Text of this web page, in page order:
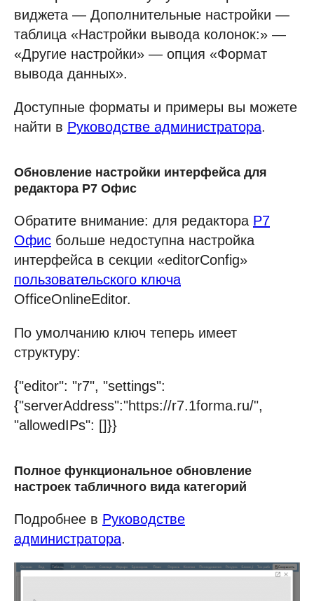
виджета — Дополнительные настройки —
таблица «Настройки вывода колонок:» —
«Другие настройки» — опция «Формат
вывода данных».
Доступные форматы и примеры вы можете
найти в Руководстве администратора.
Обновление настройки интерфейса для
редактора Р7 Офис
Обратите внимание: для редактора Р7
Офис больше недоступна настройка
интерфейса в секции «editorConfig»
пользовательского ключа
OfficeOnlineEditor.
По умолчанию ключ теперь имеет
структуру:
{"editor": "r7", "settings":
{"serverAddress":"https://r7.1forma.ru/",
"allowedIPs": []}}
Полное функциональное обновление
настроек табличного вида категорий
Подробнее в Руководстве
администратора.